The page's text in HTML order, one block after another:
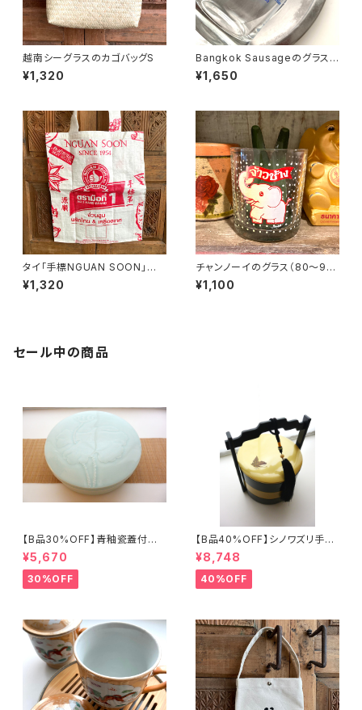
越南シーグラスのカゴバッグS
¥1,320
Bangkok Sausageのグラス
（80〜90年代タイ制造）
¥1,650
タイ「手標NGUAN SOON」エ
コバッグ
¥1,320
チャンノーイのグラス（80〜90
年代タイ制造）
¥1,100
セール中の商品
【B品30%OFF】青釉瓷蓋付盒
（蓮の実）
¥5,670
30%OFF
【B品40%OFF】シノワズリ手提
げ三段重「バタフライ」
¥8,748
40%OFF